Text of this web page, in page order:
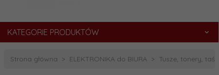
KATEGORIE PRODUKTÓW
Strona główna ELEKTRONIKA do BIURA Tusze, tonery,